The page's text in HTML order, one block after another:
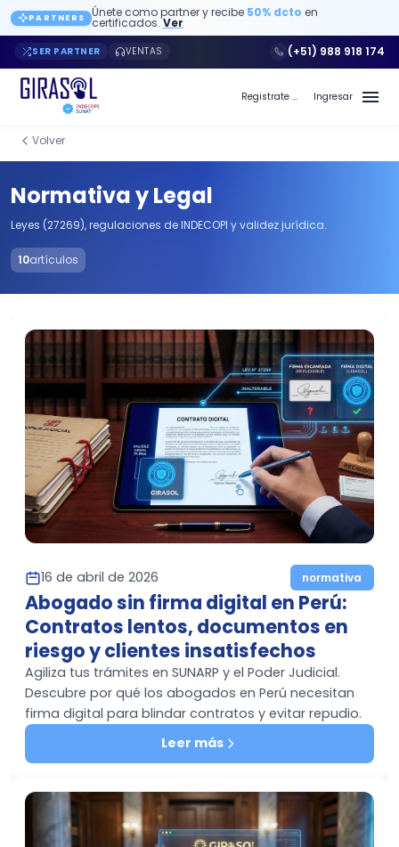
PARTNERS Únete como partner y recibe 50% dcto en
certificados.Ver
SER PARTNER VENTAS (+51) 988 918 174
Registrate a Girasol PE Ingresar
Volver
Normativa y Legal
Leyes (27269), regulaciones de INDECOPI y validez jurídica.
10artículos
16 de abril de 2026 normativa
Abogado sin firma digital en Perú:
Contratos lentos, documentos en
riesgo y clientes insatisfechos
Agiliza tus trámites en SUNARP y el Poder Judicial.
Descubre por qué los abogados en Perú necesitan
firma digital para blindar contratos y evitar repudio.
Leer más